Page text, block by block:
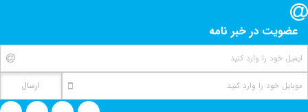
عضویت در خبر نامه